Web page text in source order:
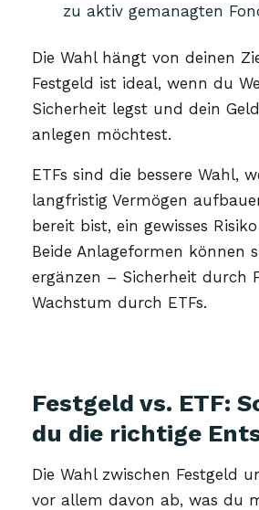
zu aktiv gemanagten
Die Wahl hängt von deinen
Festgeld ist ideal, wenn du
Sicherheit legst und dein
anlegen möchtest.
ETFs sind die bessere Wahl,
langfristig Vermögen
bereit bist, ein gewisses
Beide Anlageformen können
ergänzen – Sicherheit durch
Wachstum durch ETFs.
Festgeld vs. ETF:
du die richtige
Die Wahl zwischen Festgeld
vor allem davon ab, was du